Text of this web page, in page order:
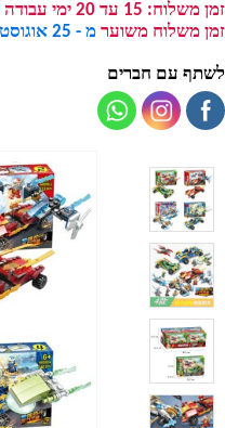
זמן משלוח:
זמן משלוח משוער מ - 25 אוגוסט ל - 04 ספטמבר
לשתף עם חברים